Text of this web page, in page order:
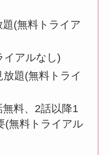
(無料トライア
イアルなし)
題(無料トライ
料、2話以降1
(無料トライアル